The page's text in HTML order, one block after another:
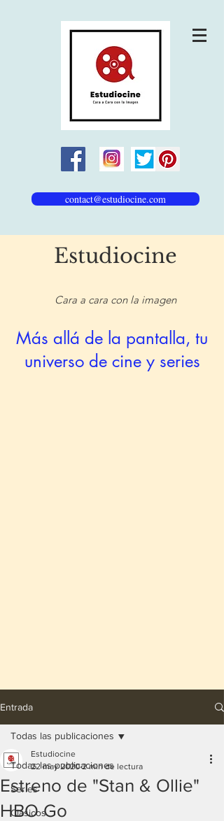
contact@estudiocine.com
Estudiocine
Cara a cara con la imagen
Más allá de la pantalla, tu
universo de cine y series
Entrada
Todas las publicaciones
Series
Clásicos
Todas las publicaciones
Estreno de "Stan & Ollie"
HBO Go
Estudiocine
22 may 2020 2 min de lectura